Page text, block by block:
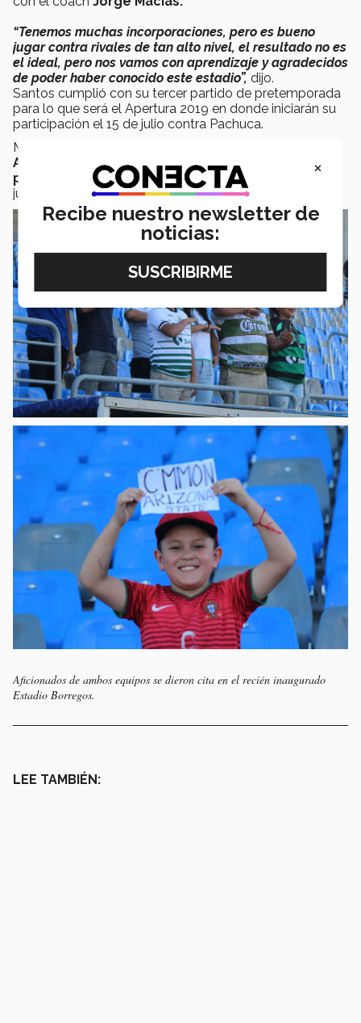
“Tenemos muchas incorporaciones, pero es bueno
jugar contra rivales de tan alto nivel, el resultado no es
el ideal, pero nos vamos con aprendizaje y agradecidos
de poder haber conocido este estadio”, dijo.
Santos cumplió con su tercer partido de pretemporada
para lo que será el Apertura 2019 en donde iniciarán su
participación el 15 de julio contra Pachuca.
Mientras que con este segundo triunfo,
Arizona State mantiene el invicto y se prepara
para cerrar su gira por México
el sábado cuando
juegue contra Borregos femenil en su nuevo estadio.
Aficionados de ambos equipos se dieron cita en el recién inaugurado
Estadio Borregos.
LEE TAMBIÉN:
×
Recibe nuestro newsletter de
noticias: